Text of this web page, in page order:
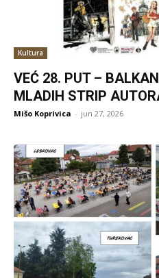
Kultura
VEĆ 28. PUT –
MLADIH STRIP
Mišo Koprivica - jun 27, 2026